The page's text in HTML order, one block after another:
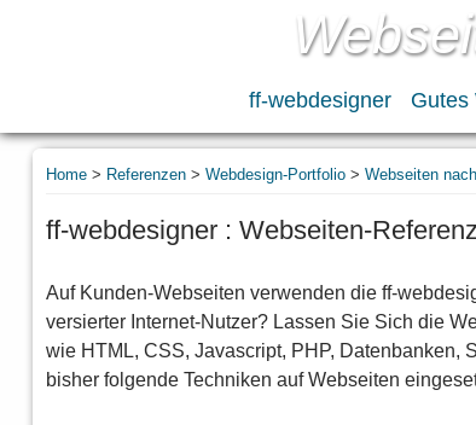
ff-webdesigner Gutes
Home > Referenzen >Webdesign-Portfolio >Webseiten
ff-webdesigner : Webseiten-
Auf Kunden-Webseiten verwenden die ff-
versierter Internet-Nutzer? Lassen Sie Sich die
wie HTML, CSS, Javascript, PHP, Datenbanken,
bisher folgende Techniken auf Webseiten